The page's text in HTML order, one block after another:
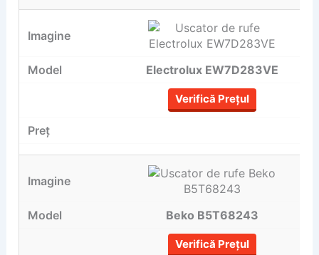
Electrolux EW7D283VE
Verifică Prețul
Beko B5T68243
Verifică Prețul